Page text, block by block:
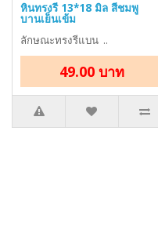
หินทรงรี 13*18 มิล สีชมพู
บานเย็นเข้ม
ลักษณะทรงรีแบน ..
49.00 บาท